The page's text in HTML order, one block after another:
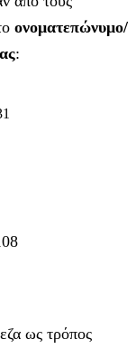
ονοματεπώνυμο/
:
ως τρόπος